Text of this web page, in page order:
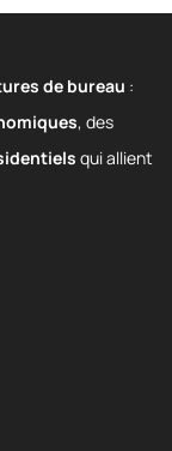
de bureau :
, des
qui allient